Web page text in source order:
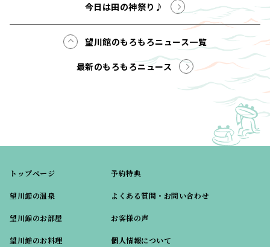
今日は田の神祭り♪
望川館のもろもろニュース一覧
最新のもろもろニュース
トップページ
望川館の温泉
望川館のお部屋
望川館のお料理
予約特典
よくある質問・お問い合わせ
お客様の声
個人情報について